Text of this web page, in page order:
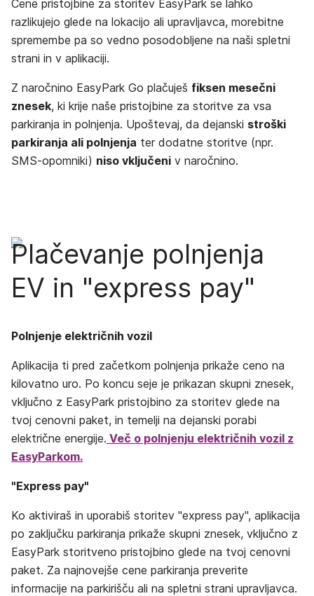
Cene pristojbine za storitev EasyPark se lahko
razlikujejo glede na lokacijo ali upravljavca, morebitne
spremembe pa so vedno posodobljene na naši spletni
strani in v aplikaciji.
Z naročnino EasyPark Go plačuješ fiksen mesečni
znesek, ki krije naše pristojbine za storitve za vsa
parkiranja in polnjenja. Upoštevaj, da dejanski stroški
parkiranja ali polnjenja ter dodatne storitve (npr.
SMS-opomniki) niso vključeni v naročnino.
Plačevanje polnjenja
EV in "express pay"
Polnjenje električnih vozil
Aplikacija ti pred začetkom polnjenja prikaže ceno na
kilovatno uro. Po koncu seje je prikazan skupni znesek,
vključno z EasyPark pristojbino za storitev glede na
tvoj cenovni paket, in temelji na dejanski porabi
električne energije. Več o polnjenju električnih vozil z
EasyParkom.
"Express pay"
Ko aktiviraš in uporabiš storitev "express pay", aplikacija
po zaključku parkiranja prikaže skupni znesek, vključno z
EasyPark storitveno pristojbino glede na tvoj cenovni
paket. Za najnovejše cene parkiranja preverite
informacije na parkirišču ali na spletni strani upravljavca.